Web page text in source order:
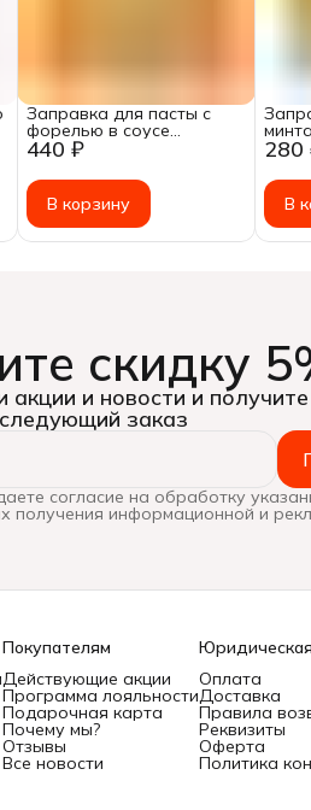
440 ₽
Заправка для пасты с
форелью в соусе
Горгонзола
замороженная, 200г
В корзину
280
В
скидку
и новости и получите
следующий заказ
согласие на обработку
получения информационной и
Покупателям
Действующие акции
Программа лояльности
Подарочная карта
Почему мы?
Отзывы
Все новости
Оплата
Доставка
Правила
Реквизиты
Оферта
Политика